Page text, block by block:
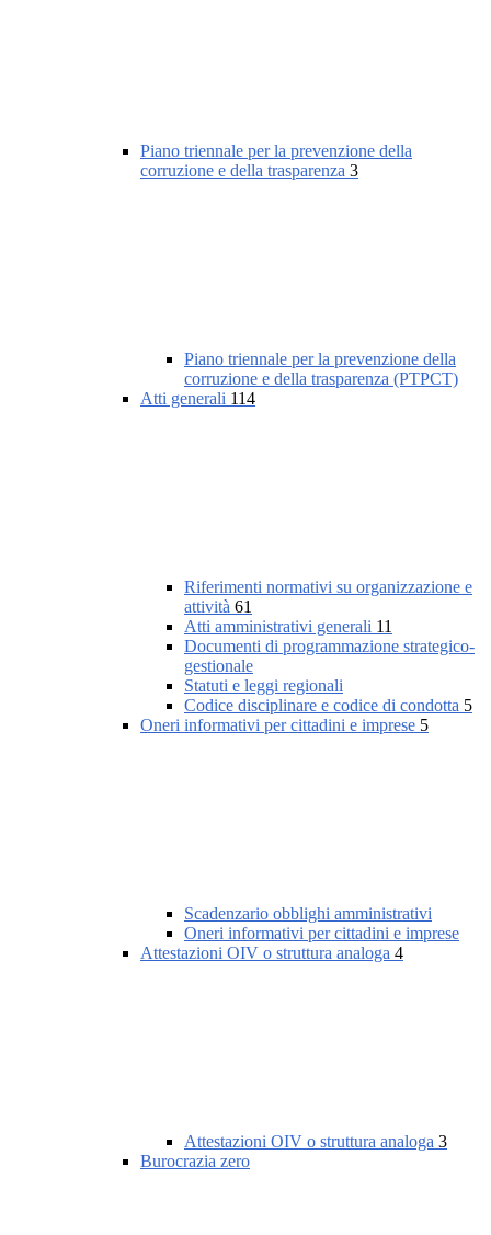
Piano triennale per la prevenzione della
corruzione e della trasparenza 3
Piano triennale per la prevenzione della
corruzione e della trasparenza (PTPCT)
Atti generali 114
Riferimenti normativi su organizzazione e
attività 61
Atti amministrativi generali 11
Documenti di programmazione strategico-
gestionale
Statuti e leggi regionali
Codice disciplinare e codice di condotta 5
Oneri informativi per cittadini e imprese 5
Scadenzario obblighi amministrativi
Oneri informativi per cittadini e imprese
Attestazioni OIV o struttura analoga 4
Attestazioni OIV o struttura analoga 3
Burocrazia zero